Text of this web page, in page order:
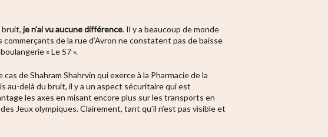
bruit, je n’ai vu aucune différence. Il y a beaucoup de monde
de la rue d’Avron ne constatent pas de baisse
« Le 57 ».
cas de Shahram Shahrvin qui exerce à la Pharmacie de la
au-delà du bruit, il y a un aspect sécuritaire qui est
les axes en misant encore plus sur les transports en
Jeux olympiques.Clairement, tant qu’il n’est pas visible et